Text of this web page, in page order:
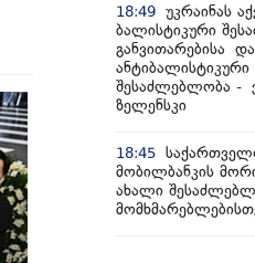
18:49 უკრაინას
ბალისტიკური
განვითარებისა
ანტიბალისტიკური
შესაძლებლობა
ზელენსკი
18:45
მობილბანკის
ახალი